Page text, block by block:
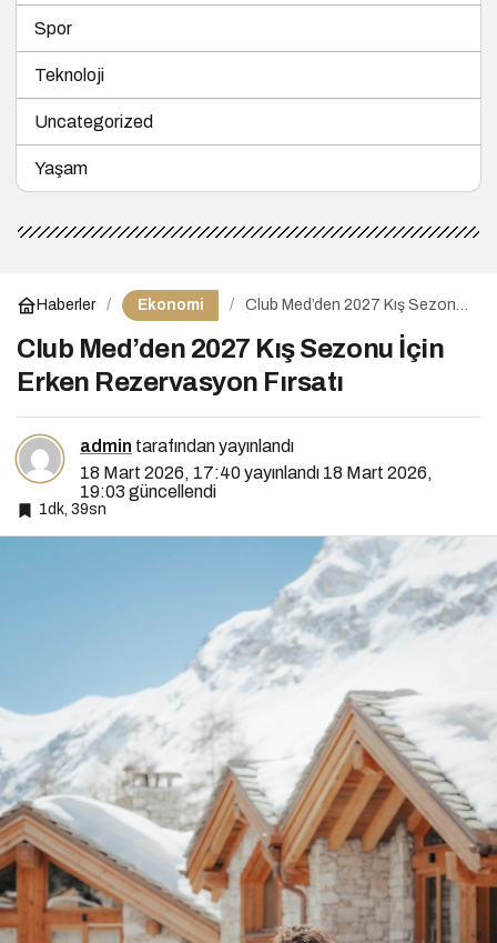
Spor
Teknoloji
Uncategorized
Yaşam
Haberler Ekonomi
Club Med’den 2027 Kış Sezonu
Club Med’den 2027 Kış Sezonu İçin
Erken Rezervasyon Fırsatı
admin tarafından yayınlandı
18 Mart 2026, 17:40yayınlandı 18 Mart 2026,
19:03 güncellendi
1dk, 39sn